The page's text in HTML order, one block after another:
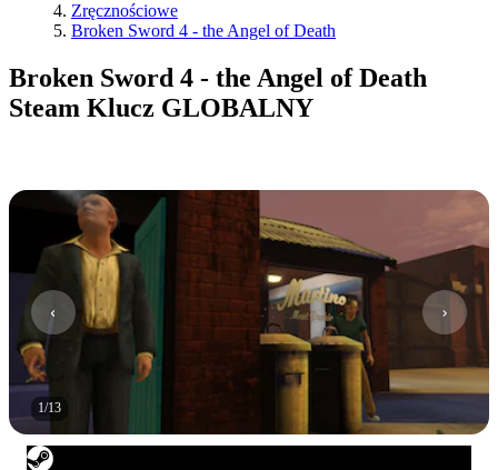
Zręcznościowe
Broken Sword 4 - the Angel of Death
Broken Sword 4 - the Angel of Death
Steam Klucz GLOBALNY
1/13